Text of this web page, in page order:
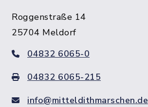
Roggenstraße 14
25704 Meldorf
04832 6065-0
04832 6065-215
info@mitteldithmarschen.de